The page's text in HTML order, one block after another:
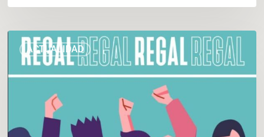
ACTUALIDAD
Regalamos
kits
eficiencia